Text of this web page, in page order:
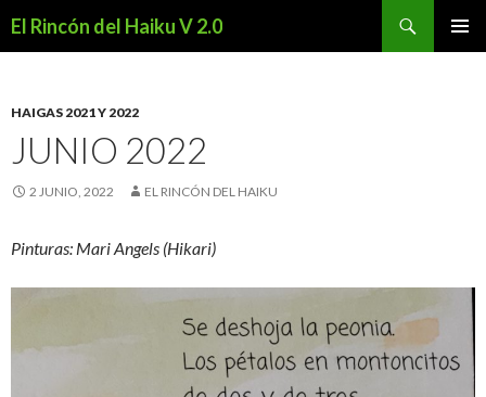
El Rincón del Haiku V 2.0
HAIGAS 2021 Y 2022
JUNIO 2022
2 JUNIO, 2022 EL RINCÓN DEL HAIKU
Pinturas: Mari Angels (Hikari)